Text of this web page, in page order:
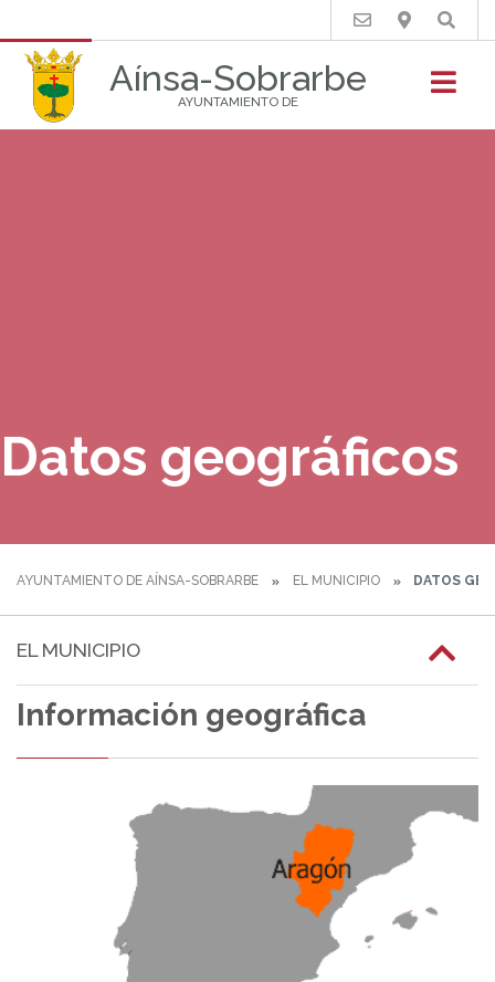
Aínsa-Sobrarbe
AYUNTAMIENTO DE
Buscar
Datos geográficos
AYUNTAMIENTO DE AÍNSA-SOBRARBE EL MUNICIPIO DATOS
EL MUNICIPIO
Información geográfica